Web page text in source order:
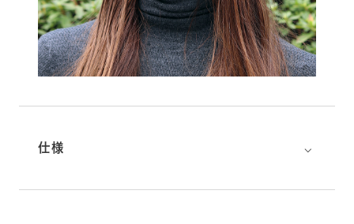
仕様 ⌵